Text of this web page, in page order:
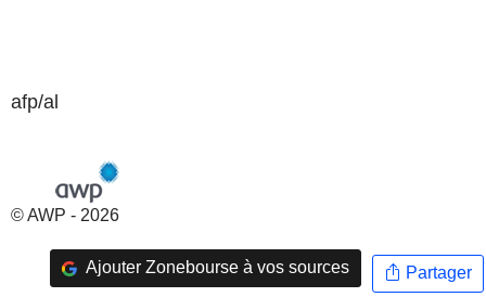
afp/al
© AWP - 2026
Ajouter Zonebourse à vos sources Partager